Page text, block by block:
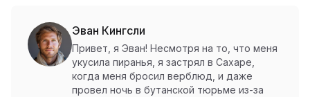
Эван Кингсли
Привет, я Эван! Несмотря на то, что меня
укусила пиранья, я застрял в Сахаре,
когда меня бросил верблюд, и даже
провел ночь в бутанской тюрьме из-за